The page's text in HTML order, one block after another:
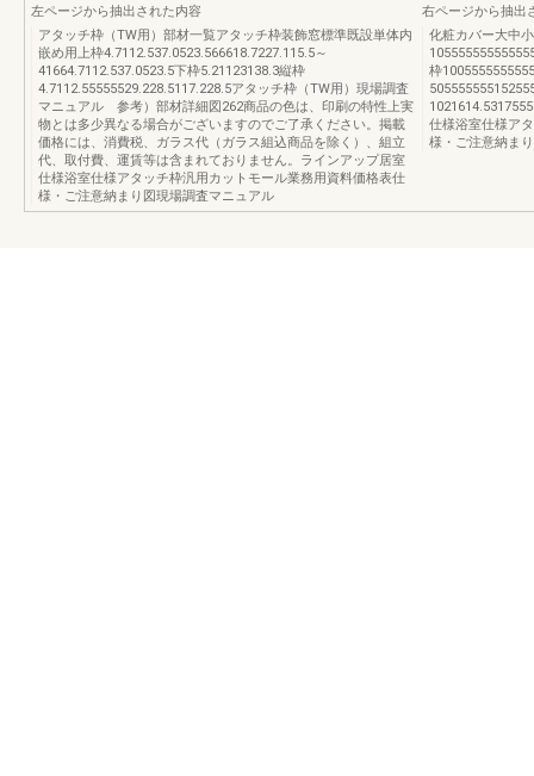
左ページから抽出された内容
アタッチ枠（TW用）部材一覧アタッチ枠装飾窓標準既設単体内
嵌め用上枠4.7112.537.0523.566618.7227.115.5～
41664.7112.537.0523.5下枠5.21123138.3縦枠
4.7112.55555529.228.5117.228.5アタッチ枠（TW用）現場調査
マニュアル 参考）部材詳細図262商品の色は、印刷の特性上実
物とは多少異なる場合がございますのでご了承ください。掲載
価格には、消費税、ガラス代（ガラス組込商品を除く）、組立
代、取付費、運賃等は含まれておりません。ラインアップ居室
仕様浴室仕様アタッチ枠汎用カットモール業務用資料価格表仕
様・ご注意納まり図現場調査マニュアル
右ページから抽出
化粧カバー大中
枠
仕様浴室仕様ア
様・ご注意納ま